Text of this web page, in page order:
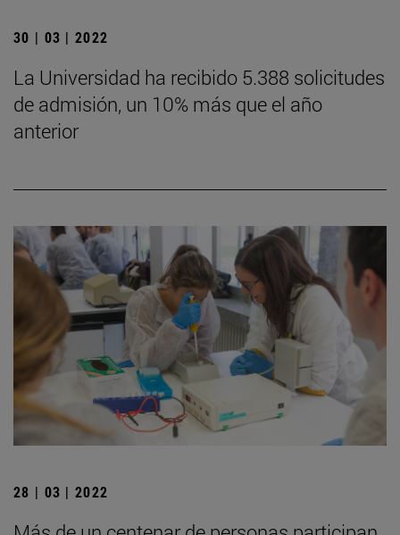
30 | 03 | 2022
La Universidad ha recibido 5.388 solicitudes
de admisión, un 10% más que el año
anterior
28 | 03 | 2022